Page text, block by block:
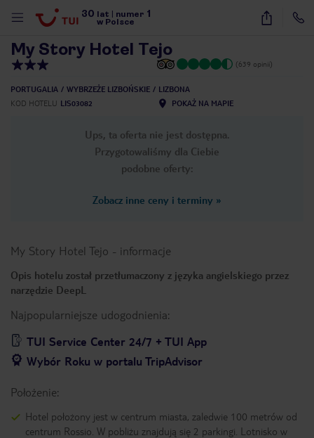
30 lat numer 1
w Polsce
18
My Story Hotel Tejo
(639 opinii)
PORTUGALIA WYBRZEŻE LIZBOŃSKIE
LIZBONA
KOD HOTELU LIS03082 POKAŻ NA MAPIE
Ups, ta oferta nie jest dostępna.
Przygotowaliśmy dla Ciebie
podobne oferty:
Zobacz inne ceny i terminy »
My Story Hotel Tejo - informacje
Opis hotelu został przetłumaczony z języka angielskiego przez
narzędzie DeepL
Najpopularniejsze udogodnienia:
TUI Service Center 24/7 + TUI App
Wybór Roku w portalu TripAdvisor
Położenie:
Hotel położony jest w centrum miasta, zaledwie 100 metrów od
centrum Rossio. W pobliżu znajdują się 2 parkingi. Lotnisko w